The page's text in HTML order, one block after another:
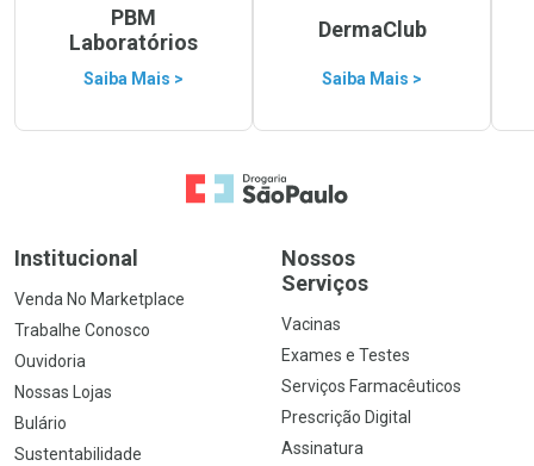
PBM
Laboratórios
Saiba Mais >
DermaClub
Saiba Mais >
Ir para a Home
Institucional
Venda No Marketplace
Trabalhe Conosco
Ouvidoria
Nossas Lojas
Bulário
Sustentabilidade
Nossos
Serviços
Vacinas
Exames e Testes
Serviços Farmacêuticos
Prescrição Digital
Assinatura